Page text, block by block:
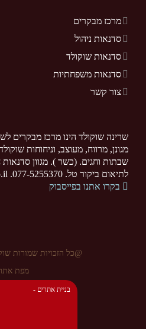
מרכז מבקרים
סדנאות ניהול
סדנאות שוקולד
סדנאות משפחתיות
צור קשר
שרינה שוקולד הינו מרכז מבקרים
מגונן, מרווח, מעוצב, וניחוחות
שבתות וחגים. (כשר ). מגוון סדנאות
לתיאום ביקור טל. 077-5255370. www.sarina-chocolate.co.il
בקרו אתנו בפייסבוק
@כל הזכויות שמורות
מפת
- בניית אתרים